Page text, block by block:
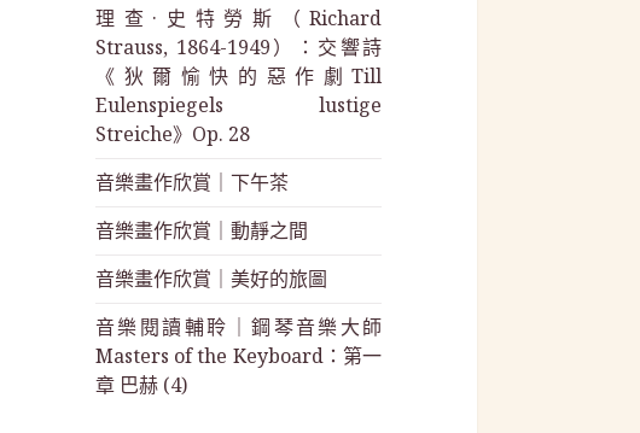
理查·史特勞斯（Richard
Strauss, 1864-1949）：交響詩
《狄爾愉快的惡作劇Till
Eulenspiegels lustige
Streiche》Op. 28
音樂畫作欣賞｜下午茶
音樂畫作欣賞｜動靜之間
音樂畫作欣賞｜美好的旅圖
音樂閱讀輔聆｜鋼琴音樂大師
Masters of the Keyboard：第一
章 巴赫 (4)